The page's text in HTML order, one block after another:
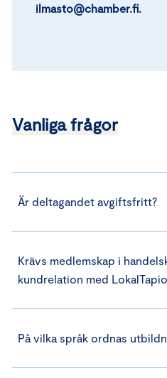
ilmasto@chamber.fi.
Vanliga frågor
Är deltagandet avgiftsfritt?
Krävs medlemskap i
kundrelation med
På vilka språk ordnas